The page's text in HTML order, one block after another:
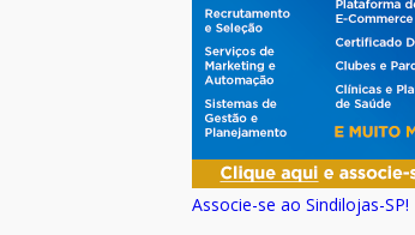
Associe-se ao Sindilojas-SP!